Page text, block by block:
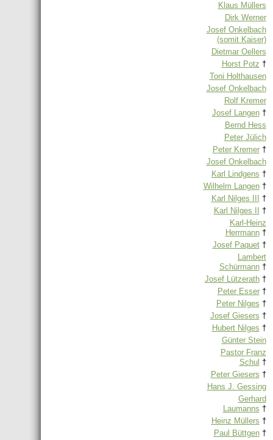
Klaus Müllers
Dirk Werner
Josef Onkelbach
(somit Kaiser)
Dietmar Oellers
Horst Potz †
Toni Holthausen
Josef Onkelbach
Rolf Kremer
Josef Langen†
Bernd Hess
Peter Jülich
Peter Kremer†
Josef Onkelbach
Karl Lindgens †
Wilhelm Langen†
Karl Nilges III
†
Karl Nilges II
†
Karl-Heinz
Herrmann†
Josef Paquet†
Lambert
Schürmann†
Josef Lützerath†
Peter Esser†
Peter Nilges †
Josef Giesers †
Hubert Nilges †
Günter Stein
Pastor Franz
Schul †
Peter Giesers †
Hans J. Gessing
Gerhard
Laumanns †
Heinz Müllers †
Paul Büttgen†